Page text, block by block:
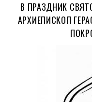
В ПРАЗДНИК
АРХИЕПИСКОП